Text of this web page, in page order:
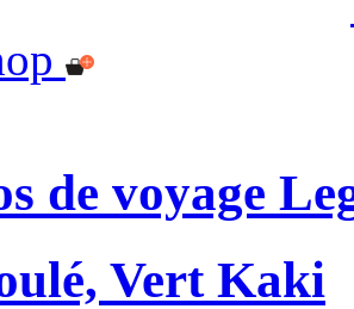
de voyage
Vert Kaki